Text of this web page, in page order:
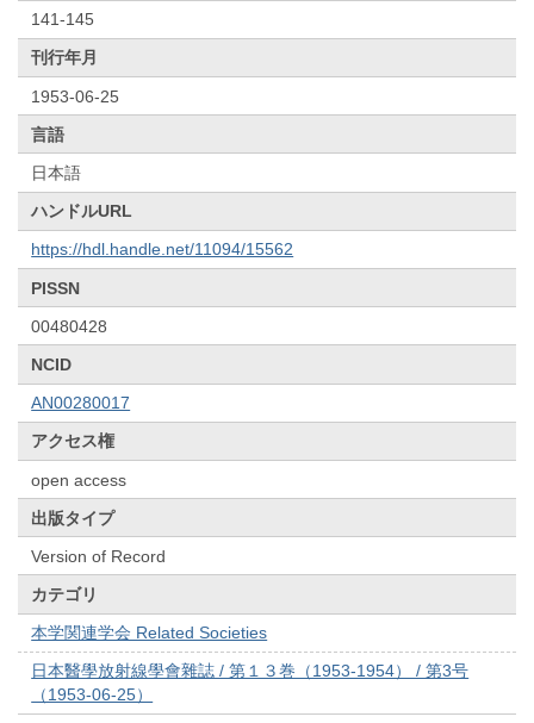
141-145
刊行年月
1953-06-25
言語
日本語
ハンドルURL
https://hdl.handle.net/11094/15562
PISSN
00480428
NCID
AN00280017
アクセス権
open access
出版タイプ
Version of Record
カテゴリ
本学関連学会 Related Societies
日本醫學放射線學會雜誌 / 第１３巻（1953-1954） / 第3号
（1953-06-25）